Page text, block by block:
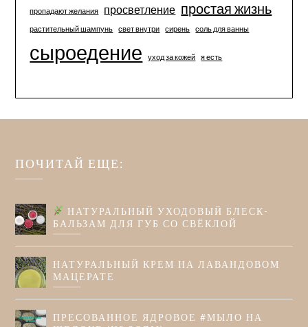
пропадают желания просветление простая жизнь
растительный шампунь свет внутри сирень соль для ванны
сыроедение уход за кожей я есть
ПОЧИТАЙ ЕЩЕ:
НАТУРАЛЬНЫЙ УХОДОВЫЙ БЛЕСК-
БАЛЬЗАМ ДЛЯ ГУБ СО СВЁКЛОЙ
НАТУРАЛЬНЫЙ КРЕМ НА ЛАВАНДОВОМ
МАЦЕРАТЕ
ПРЕСОВАННОЕ ЯДРОВОЕ #МЫЛО НА